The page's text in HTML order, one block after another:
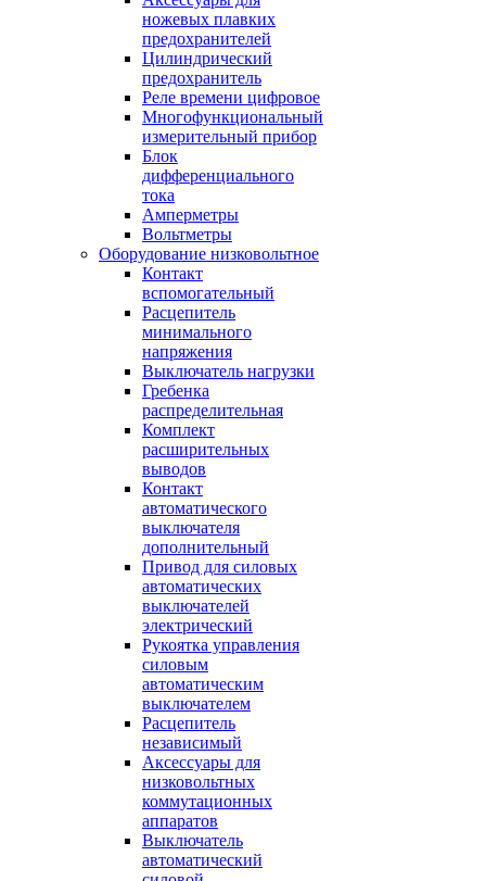
ножевых плавких
предохранителей
Цилиндрический
предохранитель
Реле времени цифровое
Многофункциональный
измерительный прибор
Блок
дифференциального
тока
Амперметры
Вольтметры
Оборудование низковольтное
Контакт
вспомогательный
Расцепитель
минимального
напряжения
Выключатель нагрузки
Гребенка
распределительная
Комплект
расширительных
выводов
Контакт
автоматического
выключателя
дополнительный
Привод для силовых
автоматических
выключателей
электрический
Рукоятка управления
силовым
автоматическим
выключателем
Расцепитель
независимый
Аксессуары для
низковольтных
коммутационных
аппаратов
Выключатель
автоматический